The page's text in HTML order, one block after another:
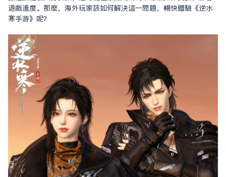
遊戲進度。那麼，海外玩家該如何解決這一問題，暢快體驗《逆水
寒手游》呢？